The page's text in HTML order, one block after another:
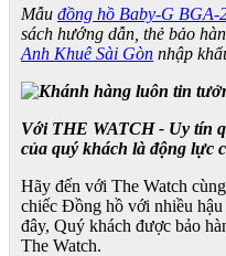
Mẫu đồng hồ Baby-G BGA-
sách hướng dẫn, thẻ bảo
Anh Khuê Sài Gòn nhập
Với THE WATCH - Uy tín
của quý khách là động lực
Hãy đến với The Watch
chiếc Đồng hồ với nhiều
đây, Quý khách được bảo
The Watch.